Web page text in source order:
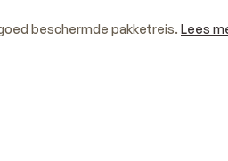
beschermde pakketreis. Lees